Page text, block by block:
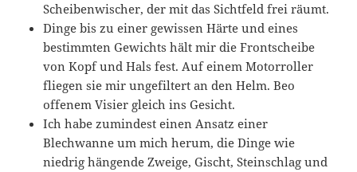
Scheibenwischer, der mit das Sichtfeld frei räumt.
Dinge bis zu einer gewissen Härte und eines
bestimmten Gewichts hält mir die Frontscheibe
von Kopf und Hals fest. Auf einem Motorroller
fliegen sie mir ungefiltert an den Helm. Beo
offenem Visier gleich ins Gesicht.
Ich habe zumindest einen Ansatz einer
Blechwanne um mich herum, die Dinge wie
niedrig hängende Zweige, Gischt, Steinschlag und